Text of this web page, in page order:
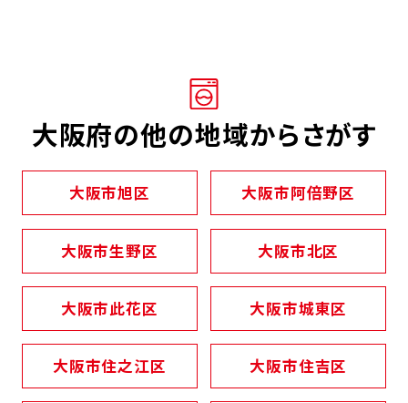
大阪府の他の地域からさがす
大阪市旭区 大阪市阿倍野区
大阪市生野区 大阪市北区
大阪市此花区 大阪市城東区
大阪市住之江区 大阪市住吉区